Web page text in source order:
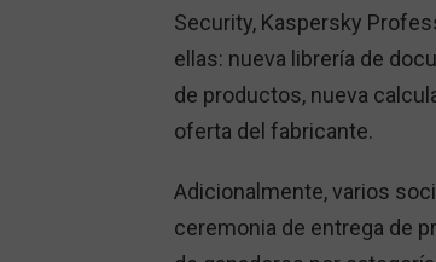
Security, Kaspersky
ellas: nueva librería de
de productos, nueva
oferta del fabricante.
Adicionalmente, varios
ceremonia de entrega de